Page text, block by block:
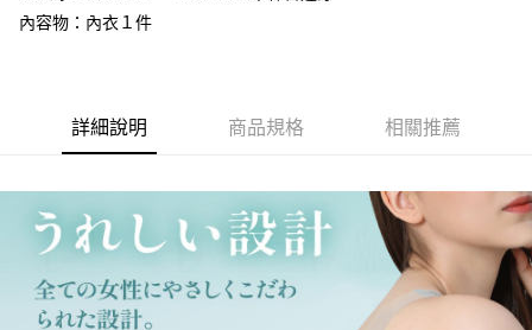
內容物：內衣１件
詳細說明 商品規格 相關推薦